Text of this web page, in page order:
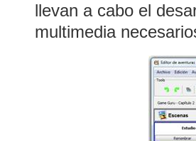
llevan a cabo el
multimedia